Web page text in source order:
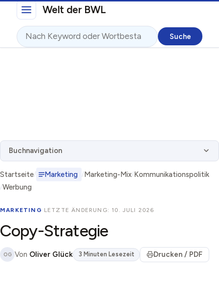
Direkt zum InhaltWelt der BWL
Suche
Buchnavigation
Startseite Marketing Marketing-Mix Kommunikationspolitik
Werbung
MARKETING · LETZTE ÄNDERUNG: 10. JULI 2026
Copy-Strategie
OG Von Oliver Glück 3 Minuten Lesezeit Drucken / PDF